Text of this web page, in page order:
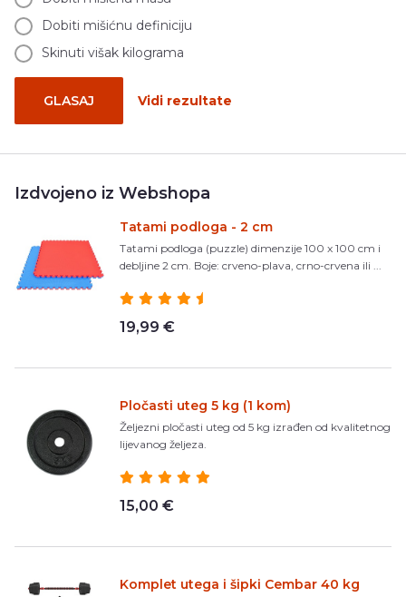
Dobiti mišićnu definiciju
Skinuti višak kilograma
GLASAJ Vidi rezultate
Izdvojeno iz Webshopa
Tatami podloga - 2 cm
Tatami podloga (puzzle) dimenzije 100 x 100 cm i
debljine 2 cm. Boje: crveno-plava, crno-crvena ili ...
19,99 €
Pločasti uteg 5 kg (1 kom)
Željezni pločasti uteg od 5 kg izrađen od kvalitetnog
lijevanog željeza.
15,00 €
Komplet utega i šipki Cembar 40 kg